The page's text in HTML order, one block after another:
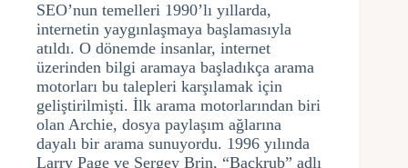
SEO’nun temelleri 1990’lı yıllarda,
internetin yaygınlaşmaya başlamasıyla
atıldı. O dönemde insanlar, internet
üzerinden bilgi aramaya başladıkça arama
motorları bu talepleri karşılamak için
geliştirilmişti. İlk arama motorlarından biri
olan Archie, dosya paylaşım ağlarına
dayalı bir arama sunuyordu. 1996 yılında
Larry Page ve Sergey Brin, “Backrub” adlı